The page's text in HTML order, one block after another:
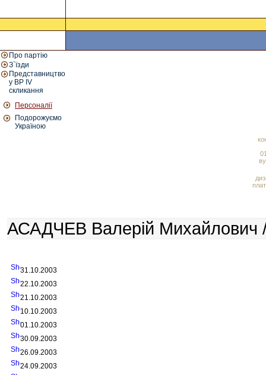
Про партію
З`їзди
Представництво
у ВР IV
скликання
Персоналії
Подорожуємо
Україною
АСАДЧЕВ Валерій Михайлович
31.10.2003
22.10.2003
21.10.2003
10.10.2003
01.10.2003
30.09.2003
26.09.2003
24.09.2003